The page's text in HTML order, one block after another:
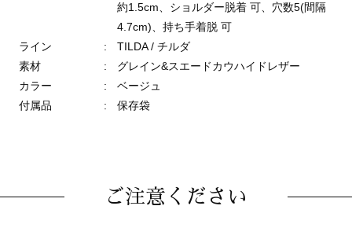
約1.5cm、ショルダー脱着 可、穴数5(間隔
4.7cm)、持ち手着脱 可
ライン
:
TILDA / チルダ
素材
:
グレイン&スエードカウハイドレザー
カラー
:
ベージュ
付属品
: 保存袋
ご注意ください